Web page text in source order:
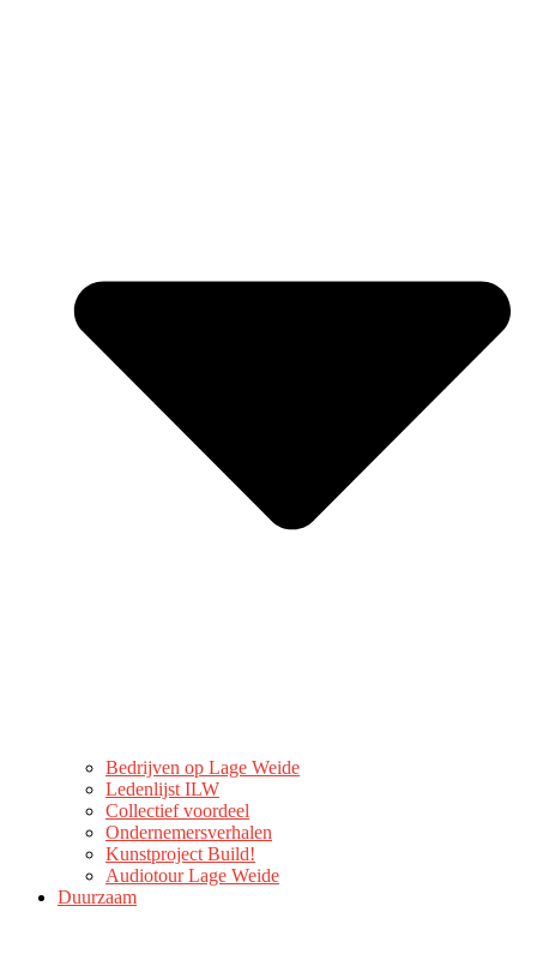
Bedrijven op Lage Weide
Ledenlijst ILW
Collectief voordeel
Ondernemersverhalen
Kunstproject Build!
Audiotour Lage Weide
Duurzaam